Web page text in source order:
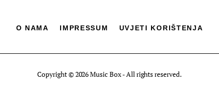
O NAMA IMPRESSUM UVJETI KORIŠTENJA
Copyright © 2026 Music Box - All rights reserved.